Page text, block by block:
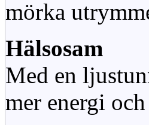
mörka
Hälsosam
Med en
mer energi